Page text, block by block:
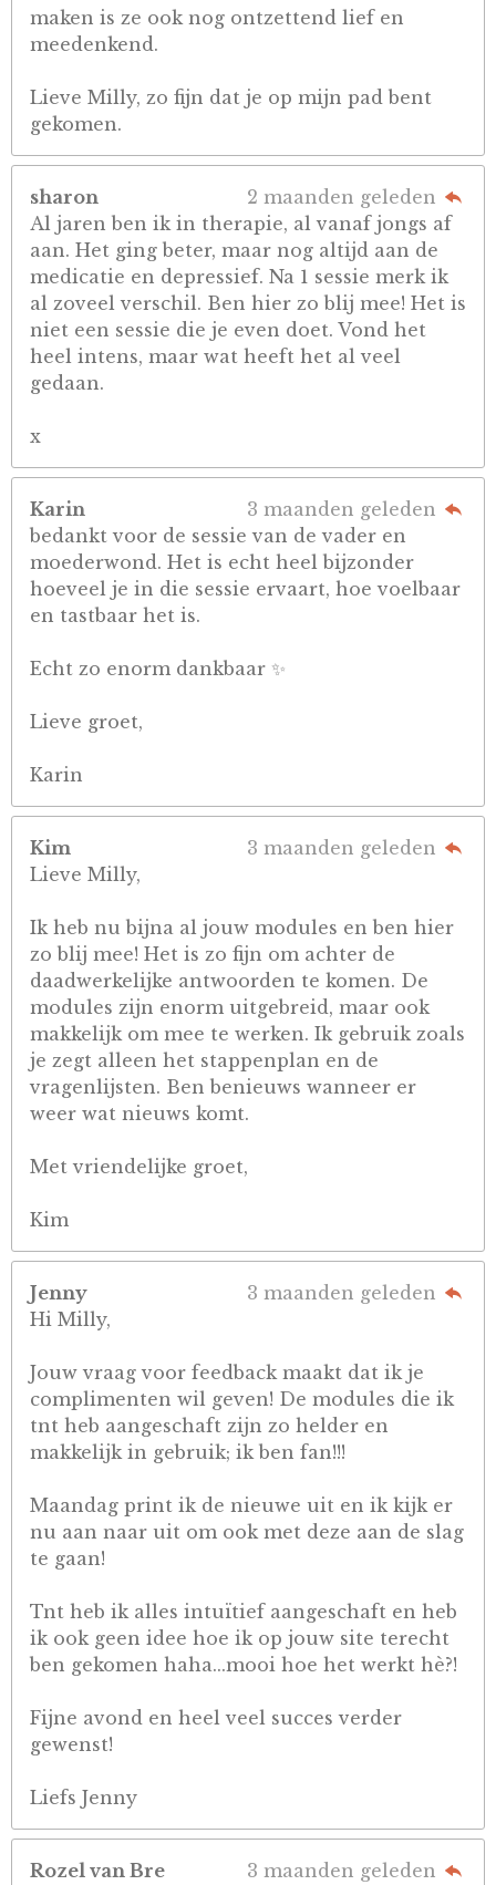
maken is ze ook nog ontzettend lief en
meedenkend.
Lieve Milly, zo fijn dat je op mijn pad bent
gekomen.
sharon
2 maanden geleden
Al jaren ben ik in therapie, al vanaf jongs af
aan. Het ging beter, maar nog altijd aan de
medicatie en depressief. Na 1 sessie merk ik
al zoveel verschil. Ben hier zo blij mee! Het is
niet een sessie die je even doet. Vond het
heel intens, maar wat heeft het al veel
gedaan.
x
Karin
3 maanden geleden
bedankt voor de sessie van de vader en
moederwond. Het is echt heel bijzonder
hoeveel je in die sessie ervaart, hoe voelbaar
en tastbaar het is.
Echt zo enorm dankbaar ✨
Lieve groet,
Karin
Kim
3 maanden geleden
Lieve Milly,
Ik heb nu bijna al jouw modules en ben hier
zo blij mee! Het is zo fijn om achter de
daadwerkelijke antwoorden te komen. De
modules zijn enorm uitgebreid, maar ook
makkelijk om mee te werken. Ik gebruik zoals
je zegt alleen het stappenplan en de
vragenlijsten. Ben benieuws wanneer er
weer wat nieuws komt.
Met vriendelijke groet,
Kim
Jenny
3 maanden geleden
Hi Milly,
Jouw vraag voor feedback maakt dat ik je
complimenten wil geven! De modules die ik
tnt heb aangeschaft zijn zo helder en
makkelijk in gebruik; ik ben fan!!!
Maandag print ik de nieuwe uit en ik kijk er
nu aan naar uit om ook met deze aan de slag
te gaan!
Tnt heb ik alles intuïtief aangeschaft en heb
ik ook geen idee hoe ik op jouw site terecht
ben gekomen haha...mooi hoe het werkt hè?!
Fijne avond en heel veel succes verder
gewenst!
Liefs Jenny
Rozel van Bre
3 maanden geleden